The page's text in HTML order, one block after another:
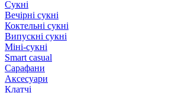
Сукні
Вечірні сукні
Коктельні сукні
Випускні сукні
Міні-сукні
Smart casual
Сарафани
Аксесуари
Клатчі